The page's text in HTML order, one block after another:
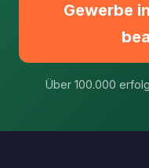
Gewerbe
Über 100.000